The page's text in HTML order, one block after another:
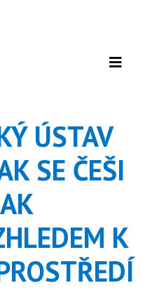
ÚSTAV
SE ČEŠI
K